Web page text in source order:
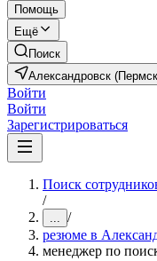
Помощь
Ещё
Поиск
Александровск
Войти
Войти
Зарегистрироваться
Поиск
/
... /
резюме в
менеджер по